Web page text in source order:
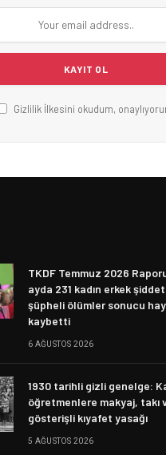
Gizlilik İlkesini okudum,
TKDF Temmuz 2026
ayda 231 kadın erkek
şüpheli ölümler sonucu
kaybetti
6 AĞUSTOS 2026
1930 tarihli gizli genelge:
öğretmenlere makyaj, takı
gösterişli kıyafet yasağı
5 AĞUSTOS 2026